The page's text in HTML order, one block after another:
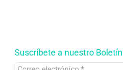
Suscríbete a nuestro Boletín